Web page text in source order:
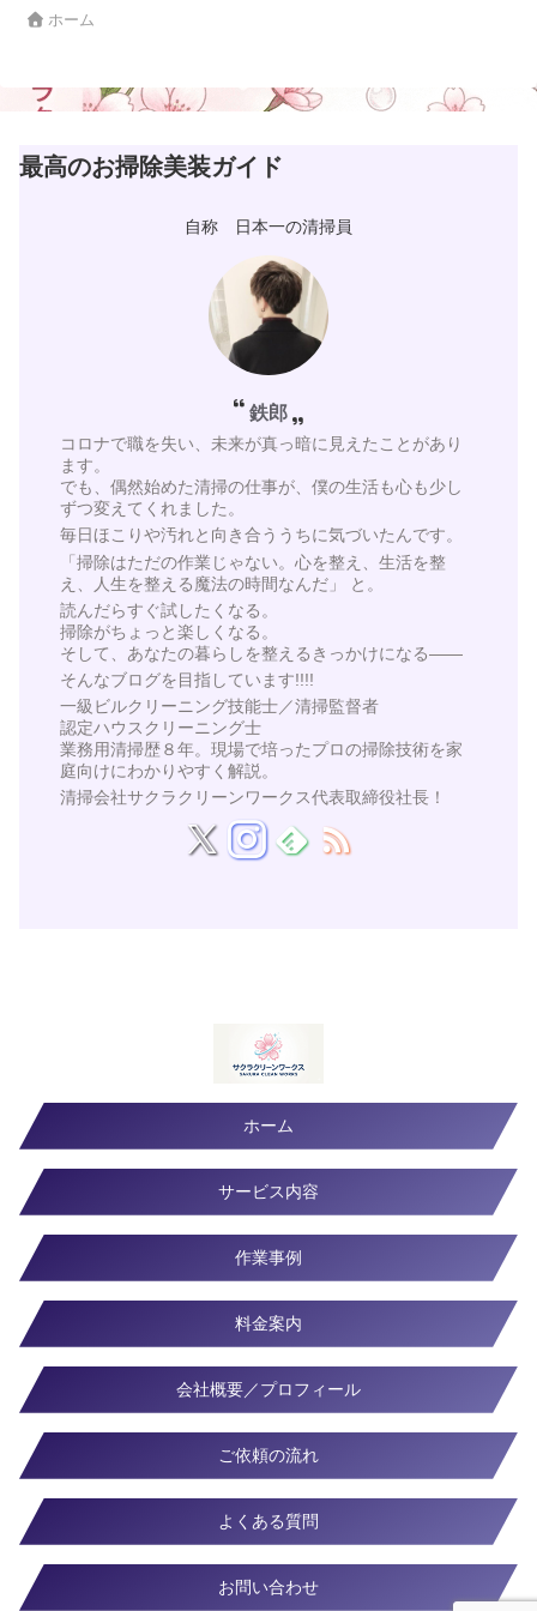
ホーム
最高のお掃除美装ガイド
自称 日本一の清掃員
鉄郎
コロナで職を失い、未来が真っ暗に見えたことがあり
ます。
でも、偶然始めた清掃の仕事が、僕の生活も心も少し
ずつ変えてくれました。
毎日ほこりや汚れと向き合ううちに気づいたんです。
「掃除はただの作業じゃない。心を整え、生活を整
え、人生を整える魔法の時間なんだ」 と。
読んだらすぐ試したくなる。
掃除がちょっと楽しくなる。
そして、あなたの暮らしを整えるきっかけになる——
そんなブログを目指しています!!!!
一級ビルクリーニング技能士／清掃監督者
認定ハウスクリーニング士
業務用清掃歴８年。現場で培ったプロの掃除技術を家
庭向けにわかりやすく解説。
清掃会社サクラクリーンワークス代表取締役社長！
ホーム
サービス内容
作業事例
料金案内
会社概要／プロフィール
ご依頼の流れ
よくある質問
お問い合わせ